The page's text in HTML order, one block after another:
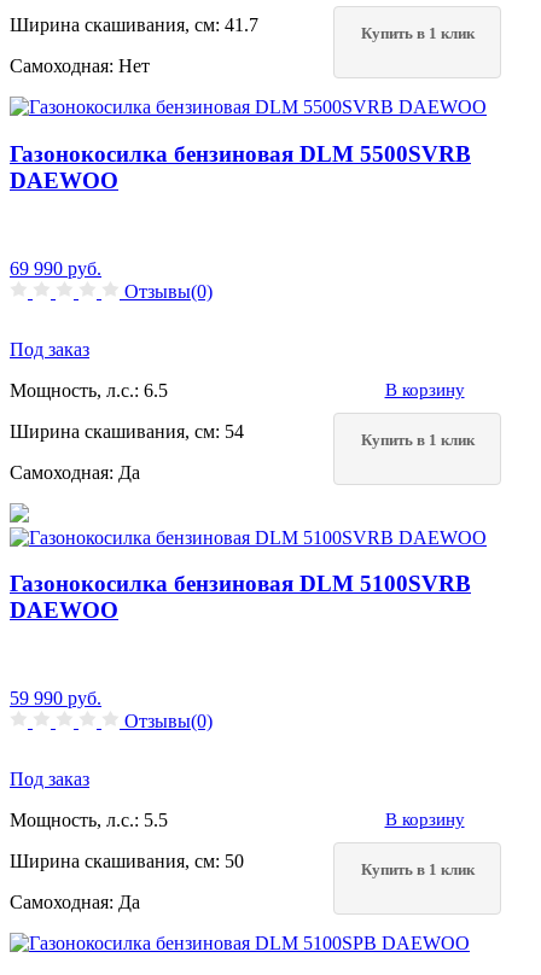
Ширина скашивания, см: 41.7
Самоходная: Нет
Купить в 1 клик
Газонокосилка бензиновая DLM 5500SVRB
DAEWOO
69 990 руб.
Отзывы(0)
Под заказ
Мощность, л.с.: 6.5
Ширина скашивания, см: 54
Самоходная: Да
В корзину
Купить в 1 клик
Газонокосилка бензиновая DLM 5100SVRB
DAEWOO
59 990 руб.
Отзывы(0)
Под заказ
Мощность, л.с.: 5.5
Ширина скашивания, см: 50
Самоходная: Да
В корзину
Купить в 1 клик